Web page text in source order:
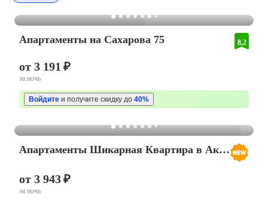
Апартаменты на Сахарова 75 8,2
от 3 191 ₽
за ночь
Войдите и получите скидку до 40%
Апартаменты Шикарная Квартира в Академическом
от 3 943 ₽
за ночь